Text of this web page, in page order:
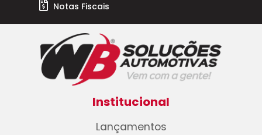
Notas Fiscais
Institucional
Lançamentos